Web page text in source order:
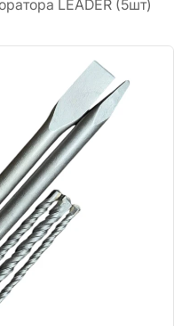
LEADER (5шт)